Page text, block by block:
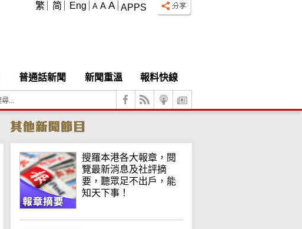
APPS
A A A
繁 简 Eng
普通話新聞 新聞重溫
報料快線
搜羅本港各大報章，閱
覽最新消息及社評摘
要，聽眾足不出戶，能
知天下事！